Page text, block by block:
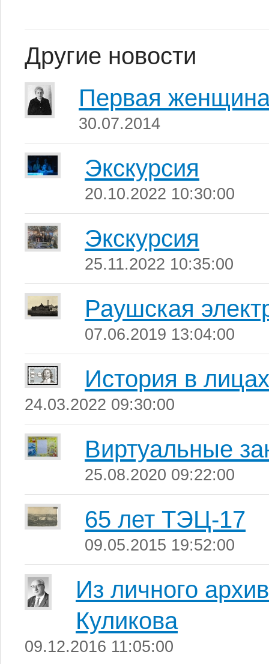
Другие новости
Первая
30.07.2014
Экскурсия
20.10.2022 10:30:00
Экскурсия
25.11.2022 10:35:00
Раушская
07.06.2019 13:04:00
История в лицах
24.03.2022 09:30:00
Виртуальные
25.08.2020 09:22:00
65 лет ТЭЦ-17
09.05.2015 19:52:00
Из личного
Куликова
09.12.2016 11:05:00